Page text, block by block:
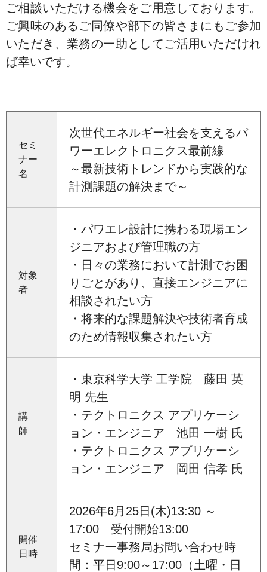
ご相談いただける機会をご用意しております。
ご興味のあるご同僚や部下の皆さまにもご参加
いただき、業務の一助としてご活用いただけれ
ば幸いです。
セミ
ナー
名
次世代エネルギー社会を支えるパ
ワーエレクトロニクス最前線
～最新技術トレンドから実践的な
計測課題の解決まで～
対象
者
・パワエレ設計に携わる現場エン
ジニアおよび管理職の方
・日々の業務において計測でお困
りごとがあり、直接エンジニアに
相談されたい方
・将来的な課題解決や技術者育成
のため情報収集されたい方
講
師
・東京科学大学 工学院 藤田 英
明 先生
・テクトロニクス アプリケーシ
ョン・エンジニア 池田 一樹 氏
・テクトロニクス アプリケーシ
ョン・エンジニア 岡田 信孝 氏
開催
日時
2026年6月25日(木)13:30 ～
17:00 受付開始13:00
セミナー事務局お問い合わせ時
間：平日9:00～17:00（土曜・日